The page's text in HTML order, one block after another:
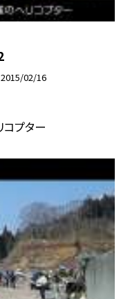
2015/02/16
プター